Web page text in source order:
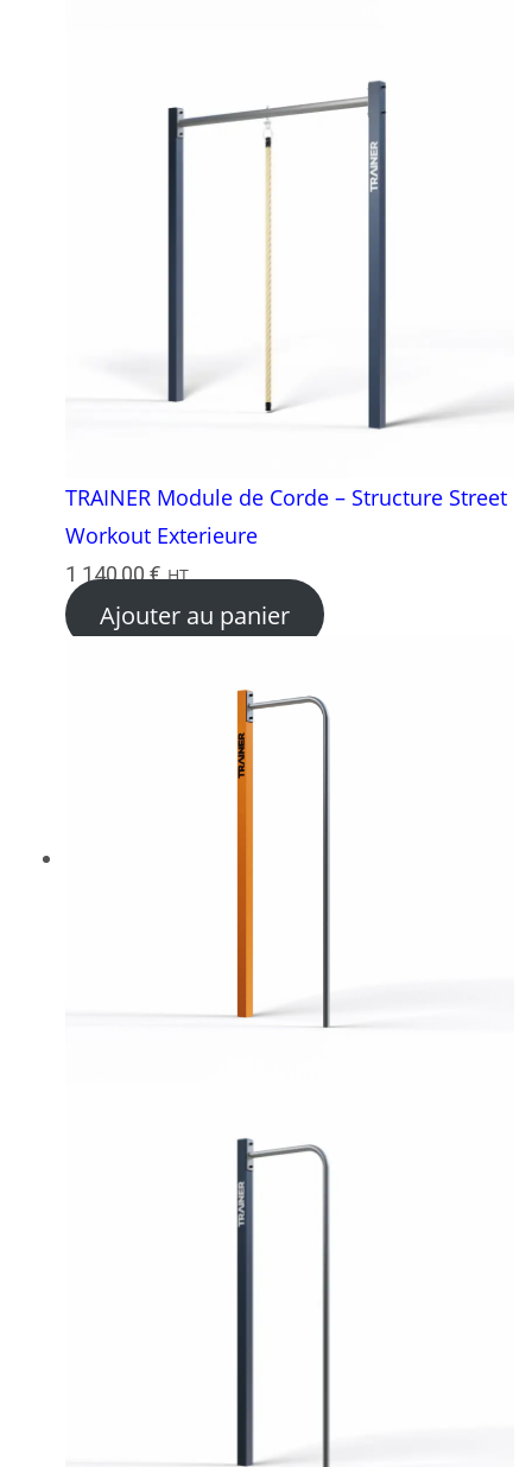
TRAINER Module de Corde – Structure Street
Workout Exterieure
1 140,00€ HT
Ajouter au panier